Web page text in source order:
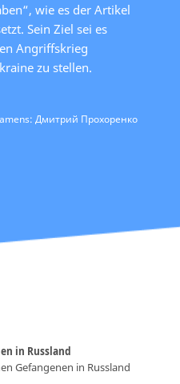
wie es der Artikel
Sein Ziel sei es
Angriffskrieg
zu stellen.
Дмитрий Прохоренко
in Russland
Gefangenen in Russland